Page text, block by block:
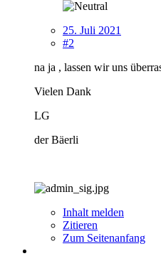
25. Juli 2021
#2
na ja , lassen wir uns
Vielen Dank
LG
der Bäerli
Inhalt melden
Zitieren
Zum Seitenanfang